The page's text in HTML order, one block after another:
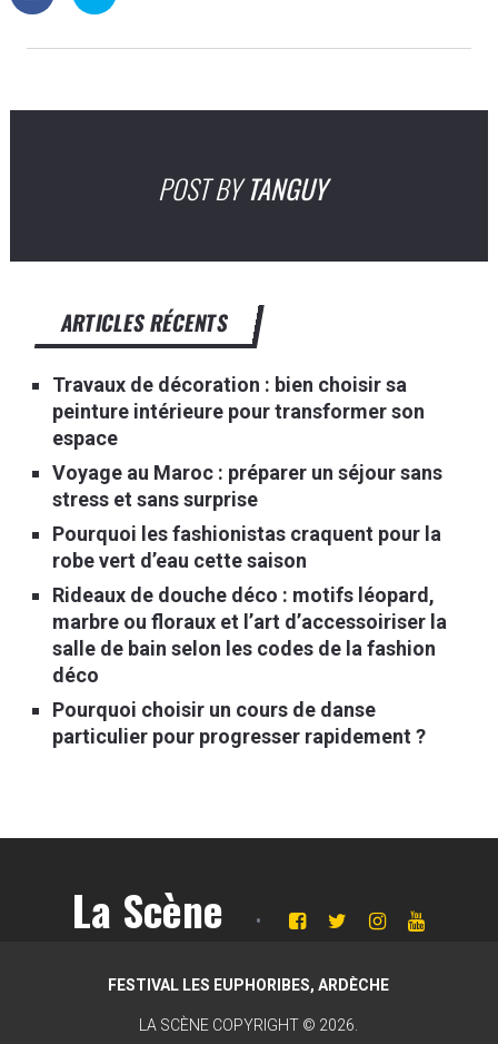
POST BY TANGUY
ARTICLES RÉCENTS
Travaux de décoration : bien choisir sa
peinture intérieure pour transformer son
espace
Voyage au Maroc : préparer un séjour sans
stress et sans surprise
Pourquoi les fashionistas craquent pour la
robe vert d’eau cette saison
Rideaux de douche déco : motifs léopard,
marbre ou floraux et l’art d’accessoiriser la
salle de bain selon les codes de la fashion
déco
Pourquoi choisir un cours de danse
particulier pour progresser rapidement ?
La Scène
FESTIVAL LES EUPHORIBES, ARDÈCHE
LA SCÈNE COPYRIGHT © 2026.